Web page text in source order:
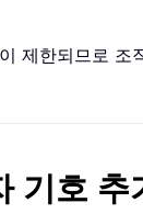
제한되므로 조
기호 추